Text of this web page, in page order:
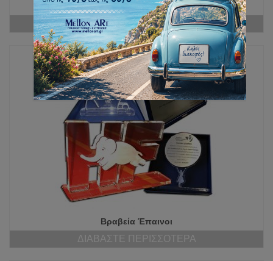
Διαφημιστικές σημαίες 4m
ΔΙΑΒΆΣΤΕ ΠΕΡΙΣΣΌΤΕΡΑ
Βραβεία Έπαινοι
ΔΙΑΒΆΣΤΕ ΠΕΡΙΣΣΌΤΕΡΑ